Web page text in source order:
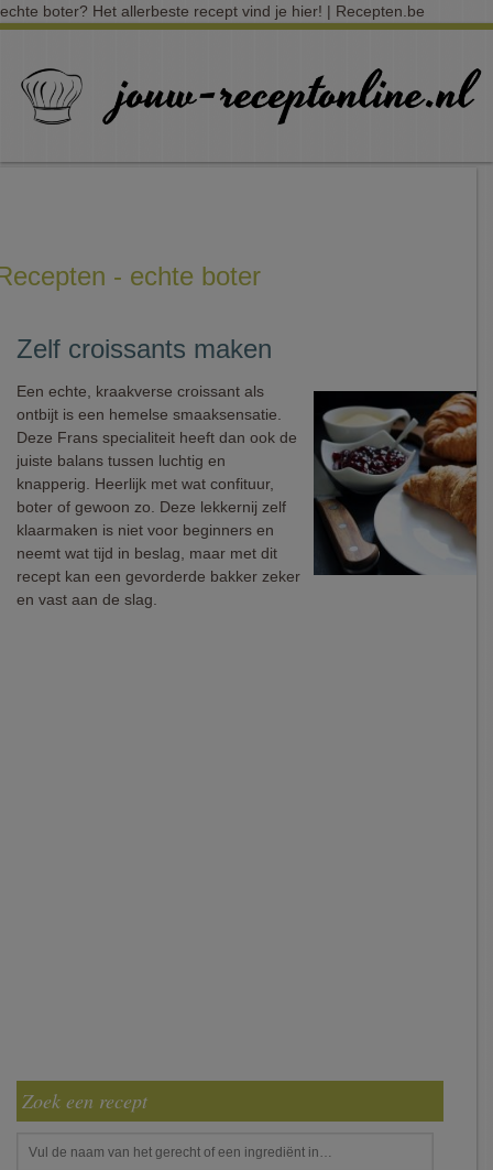
echte boter? Het allerbeste recept vind je hier! | Recepten.be
- echte boter
Zelf croissants maken
Een echte, kraakverse croissant als
ontbijt is een hemelse smaaksensatie.
Deze Frans specialiteit heeft dan ook de
juiste balans tussen luchtig en
knapperig. Heerlijk met wat confituur,
boter of gewoon zo. Deze lekkernij zelf
klaarmaken is niet voor beginners en
neemt wat tijd in beslag, maar met dit
recept kan een gevorderde bakker zeker
en vast aan de slag.
Zoek een recept